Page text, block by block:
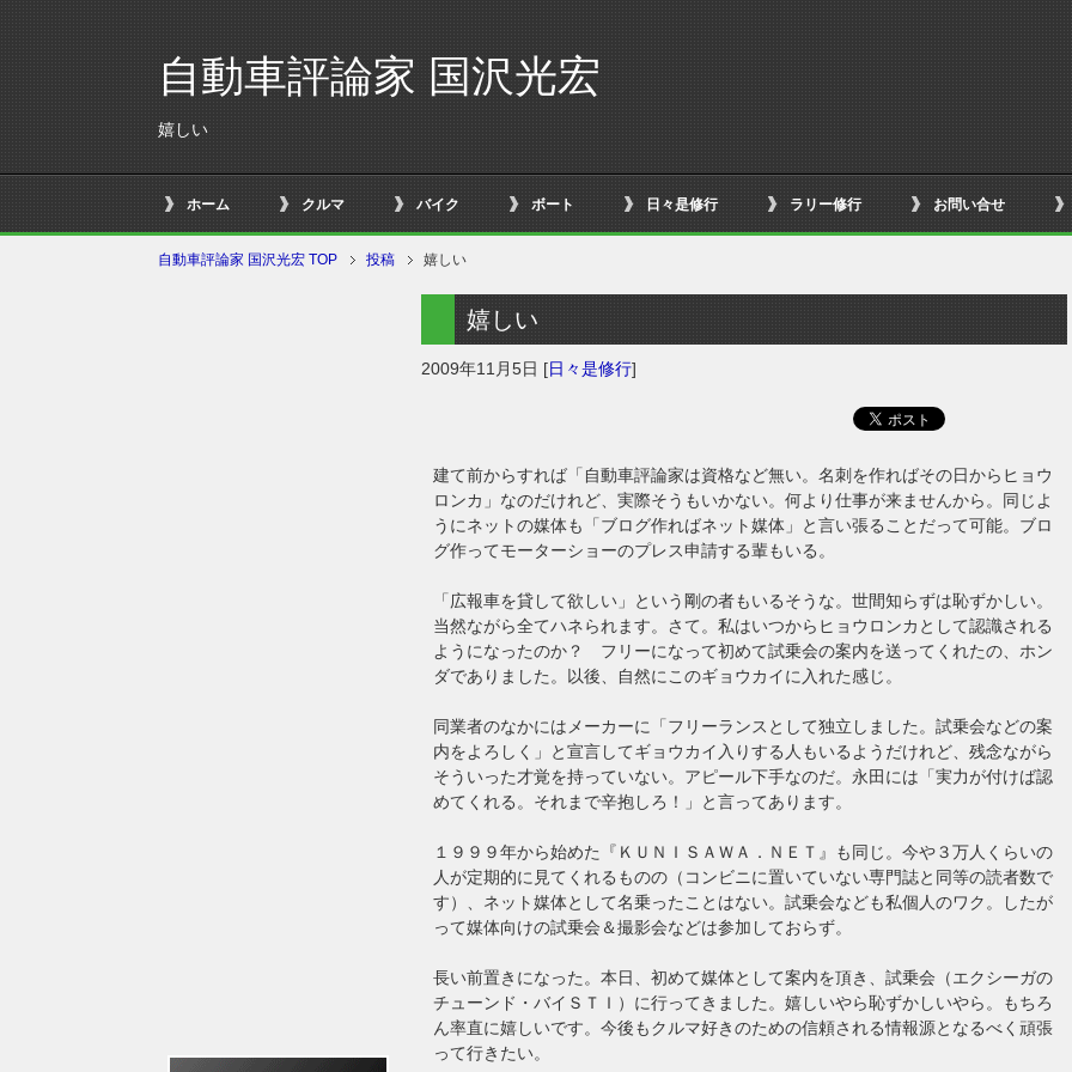
自動車評論家 国沢光宏
嬉しい
ホーム クルマ バイク ボート 日々是修行 ラリー修行 お問い合せ
自動車評論家 国沢光宏 TOP 投稿 嬉しい
嬉しい
2009年11月5日 [日々是修行]
建て前からすれば「自動車評論家は資格など無い。名刺を作ればその日からヒョウ
ロンカ」なのだけれど、実際そうもいかない。何より仕事が来ませんから。同じよ
うにネットの媒体も「ブログ作ればネット媒体」と言い張ることだって可能。ブロ
グ作ってモーターショーのプレス申請する輩もいる。
「広報車を貸して欲しい」という剛の者もいるそうな。世間知らずは恥ずかしい。
当然ながら全てハネられます。さて。私はいつからヒョウロンカとして認識される
ようになったのか？ フリーになって初めて試乗会の案内を送ってくれたの、ホン
ダでありました。以後、自然にこのギョウカイに入れた感じ。
同業者のなかにはメーカーに「フリーランスとして独立しました。試乗会などの案
内をよろしく」と宣言してギョウカイ入りする人もいるようだけれど、残念ながら
そういった才覚を持っていない。アピール下手なのだ。永田には「実力が付けば認
めてくれる。それまで辛抱しろ！」と言ってあります。
１９９９年から始めた『ＫＵＮＩＳＡＷＡ．ＮＥＴ』も同じ。今や３万人くらいの
人が定期的に見てくれるものの（コンビニに置いていない専門誌と同等の読者数で
す）、ネット媒体として名乗ったことはない。試乗会なども私個人のワク。したが
って媒体向けの試乗会＆撮影会などは参加しておらず。
長い前置きになった。本日、初めて媒体として案内を頂き、試乗会（エクシーガの
チューンド・バイＳＴＩ）に行ってきました。嬉しいやら恥ずかしいやら。もちろ
ん率直に嬉しいです。今後もクルマ好きのための信頼される情報源となるべく頑張
って行きたい。